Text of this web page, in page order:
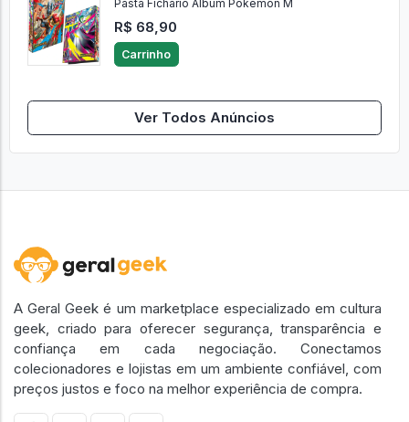
Pasta Fichário Álbum Pokémon M
R$ 68,90
Carrinho
Ver Todos Anúncios
A Geral Geek é um marketplace especializado em cultura
geek, criado para oferecer segurança, transparência e
confiança em cada negociação. Conectamos
colecionadores e lojistas em um ambiente confiável, com
preços justos e foco na melhor experiência de compra.